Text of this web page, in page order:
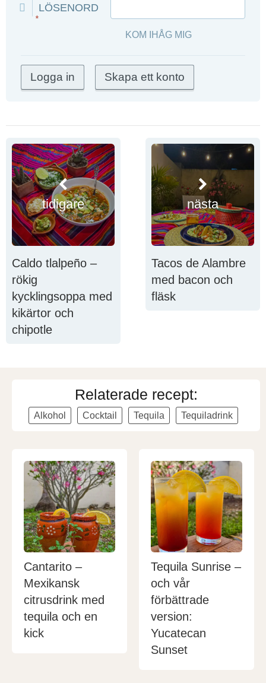
LÖSENORD
*
KOM IHÅG MIG
tidigare
Caldo tlalpeño –
rökig
kycklingsoppa med
kikärtor och
chipotle
nästa
Tacos de Alambre
med bacon och
fläsk
Relaterade recept:
Alkohol Cocktail Tequila Tequiladrink
Cantarito –
Mexikansk
citrusdrink med
tequila och en
kick
Tequila Sunrise –
och vår
förbättrade
version:
Yucatecan
Sunset